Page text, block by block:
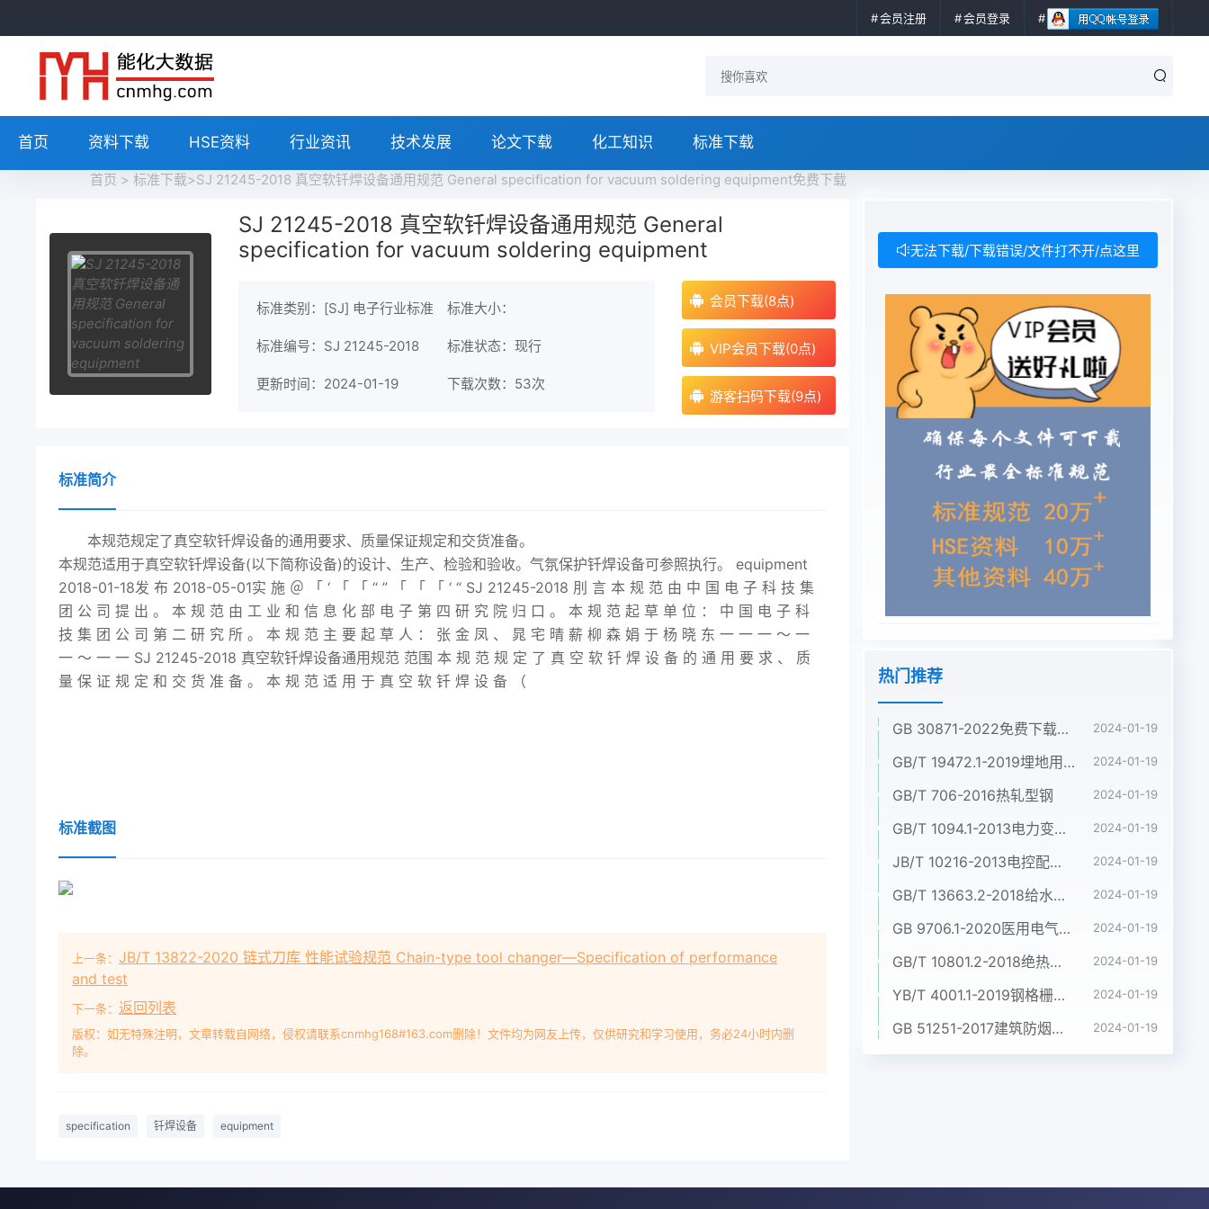
会员注册 会员登录
首页 资料下载 HSE资料 行业资讯 技术发展 论文下载 化工知识 标准下载
首页 > 标准下载>SJ 21245-2018 真空软钎焊设备通用规范 General specification for vacuum soldering equipment免费下载
SJ 21245-2018 真空软钎焊设备通用规范 General
specification for vacuum soldering equipment
标准类别：[SJ] 电子行业标准 标准大小：
标准编号：SJ 21245-2018 标准状态：现行
更新时间：2024-01-19 下载次数： 53次
会员下载(8点)
VIP会员下载(0点)
游客扫码下载(9点)
标准简介
本规范规定了真空软钎焊设备的通用要求、质量保证规定和交货准备。
本规范适用于真空软钎焊设备(以下简称设备)的设计、生产、检验和验收。气氛保护钎焊设备可参照执行。 equipment
2018-01-18发 布 2018-05-01实 施 ＠ 「 ‘ 「 「 “ ” 「 「 「 ‘ “ SJ 21245-2018 刖 言 本 规 范 由 中 国 电 子 科 技 集
团 公 司 提 出 。 本 规 范 由 工 业 和 信 息 化 部 电 子 第 四 研 究 院 归 口 。 本 规 范 起 草 单 位 ： 中 国 电 子 科
技 集 团 公 司 第 二 研 究 所 。 本 规 范 主 要 起 草 人 ： 张 金 凤 、 晁 宅 晴 薪 柳 森 娟 于 杨 晓 东 一 一 一 ～ 一
一 ～ 一 一 SJ 21245-2018 真空软钎焊设备通用规范 范围 本 规 范 规 定 了 真 空 软 钎 焊 设 备 的 通 用 要 求 、 质
量 保 证 规 定 和 交 货 准 备 。 本 规 范 适 用 于 真 空 软 钎 焊 设 备 （
标准截图
上一条： JB/T 13822-2020 链式刀库 性能试验规范 Chain-type tool changer—Specification of performance
and test
下一条： 返回列表
版权：如无特殊注明，文章转载自网络，侵权请联系cnmhg168#163.com删除！文件均为网友上传，仅供研究和学习使用，务必24小时内删
除。
specification 钎焊设备 equipment
无法下载/下载错误/文件打不开/点这里
热门推荐
GB 30871-2022免费下载危险化学品企业特殊作业安全规范 2024-01-19
GB/T 19472.1-2019埋地用聚乙烯(PE)结构壁管道系统 第1部分:聚乙烯双壁波纹管材 2024-01-19
GB/T 706-2016热轧型钢 2024-01-19
GB/T 1094.1-2013电力变压器 第1部分:总则 2024-01-19
JB/T 10216-2013电控配电用电缆桥架 2024-01-19
GB/T 13663.2-2018给水用聚乙烯(PE)管道系统 第2部分:管材 2024-01-19
GB 9706.1-2020医用电气设备 第1部分:基本安全和基本性能的通用要求 2024-01-19
GB/T 10801.2-2018绝热用挤塑聚苯乙烯泡沫塑料(XPS) 2024-01-19
YB/T 4001.1-2019钢格栅板及配套件 第1部分:钢格栅板 2024-01-19
GB 51251-2017建筑防烟排烟系统技术标准 2024-01-19